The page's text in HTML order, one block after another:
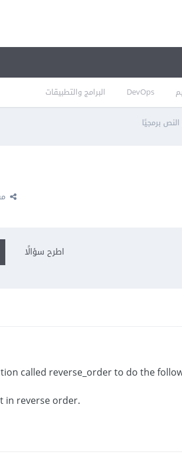
DevOps البرامج والتطبيقات
برمجيًا
اطرح سؤالًا
called reverse_order to do the
.some text and print it out in reverse order